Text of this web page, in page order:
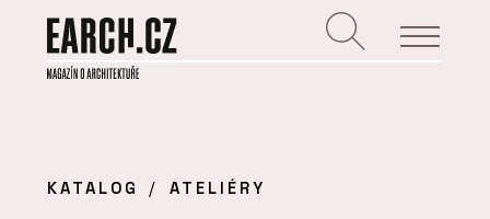
KATALOG ATELIÉRY